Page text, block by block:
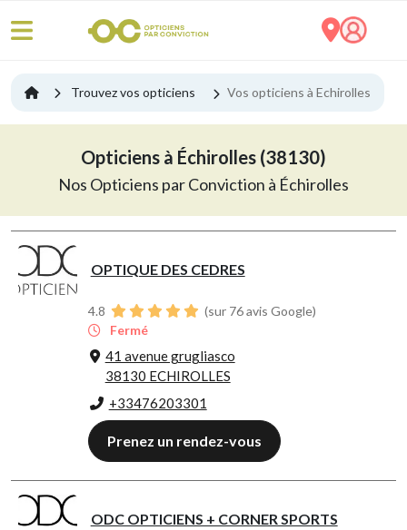
Trouvez vos opticiens Vos opticiens à Echirolles
Opticiens à Échirolles (38130)
Nos Opticiens par Conviction à Échirolles
OPTIQUE DES CEDRES
4.8
(sur 76 avis Google)
Fermé
41 avenue grugliasco
38130 ECHIROLLES
+33476203301
Prenez un rendez-vous
ODC OPTICIENS + CORNER SPORTS